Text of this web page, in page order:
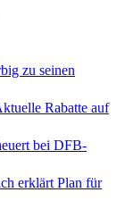
zu seinen
Rabatte auf
bei DFB-
erklärt Plan für